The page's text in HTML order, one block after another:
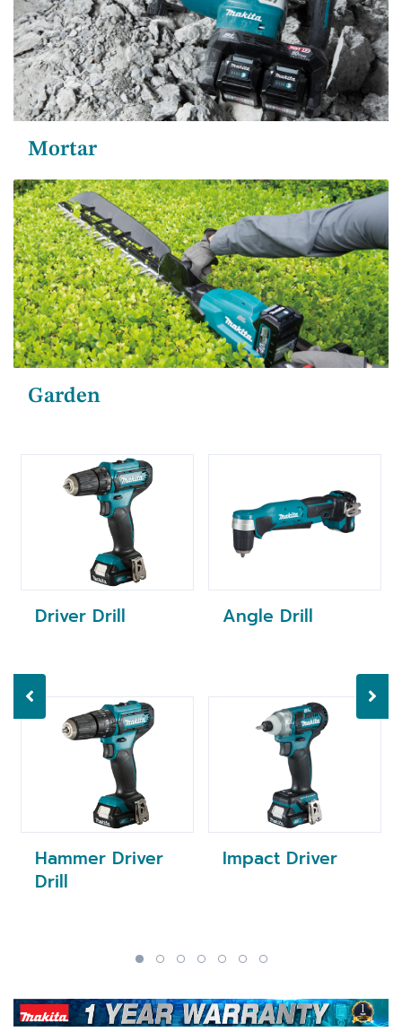
Mortar
Garden
Driver Drill
Hammer Driver
Drill
Angle Drill
Impact Driver